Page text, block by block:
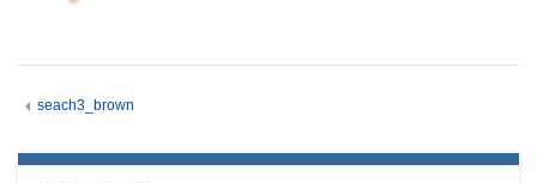
seach3_brown